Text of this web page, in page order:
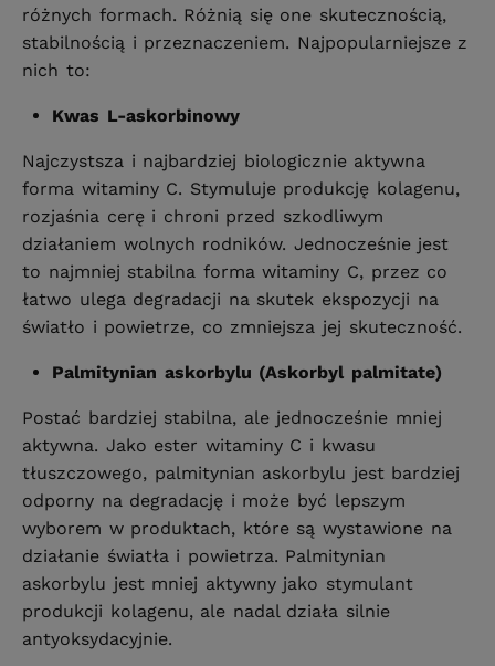
różnych formach. Różnią się one skutecznością,
stabilnością i przeznaczeniem. Najpopularniejsze z
nich to:
Kwas L-askorbinowy
Najczystsza i najbardziej biologicznie aktywna
forma witaminy C. Stymuluje produkcję kolagenu,
rozjaśnia cerę i chroni przed szkodliwym
działaniem wolnych rodników. Jednocześnie jest
to najmniej stabilna forma witaminy C, przez co
łatwo ulega degradacji na skutek ekspozycji na
światło i powietrze, co zmniejsza jej skuteczność.
Palmitynian askorbylu (Askorbyl palmitate)
Postać bardziej stabilna, ale jednocześnie mniej
aktywna. Jako ester witaminy C i kwasu
tłuszczowego, palmitynian askorbylu jest bardziej
odporny na degradację i może być lepszym
wyborem w produktach, które są wystawione na
działanie światła i powietrza. Palmitynian
askorbylu jest mniej aktywny jako stymulant
produkcji kolagenu, ale nadal działa silnie
antyoksydacyjnie.